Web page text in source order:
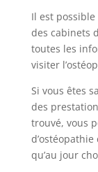
Il est
des cabinets
toutes les
visiter
Si vous êtes
des
trouvé, vous
qu’au jour